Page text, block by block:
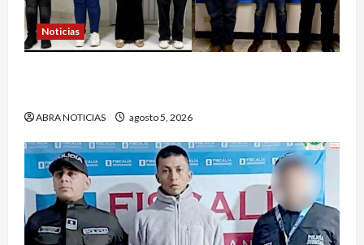
Noticias
ABRA NOTICIAS agosto 5, 2026